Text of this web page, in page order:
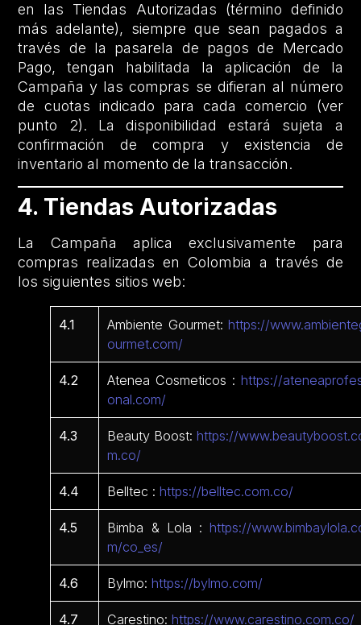
en las Tiendas Autorizadas (término definido
más adelante), siempre que sean pagados a
través de la pasarela de pagos de Mercado
Pago, tengan habilitada la aplicación de la
Campaña y las compras se difieran al número
de cuotas indicado para cada comercio (ver
punto 2). La disponibilidad estará sujeta a
confirmación de compra y existencia de
inventario al momento de la transacción.
4. Tiendas Autorizadas
La Campaña aplica exclusivamente para
compras realizadas en Colombia a través de
los siguientes sitios web:
4.1 Ambiente Gourmet:https://
ourmet.com/
4.2 Atenea Cosmeticos :https://
onal.com/
4.3 Beauty Boost:https://
m.co/
4.4 Belltec :https://belltec.com.co/
4.5 Bimba & Lola :https://
m/co_es/
4.6 Bylmo:https://bylmo.com/
4.7 Carestino:https://www.carestino.com.co/